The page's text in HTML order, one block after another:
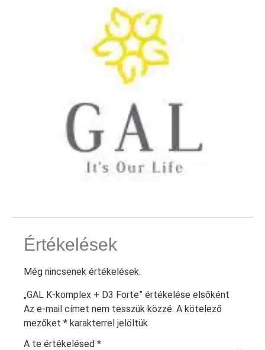
Értékelések
Még nincsenek értékelések.
„GAL K-komplex + D3 Forte” értékelése elsőként
Az e-mail címet nem tesszük közzé. A kötelező
mezőket * karakterrel jelöltük
A te értékelésed *